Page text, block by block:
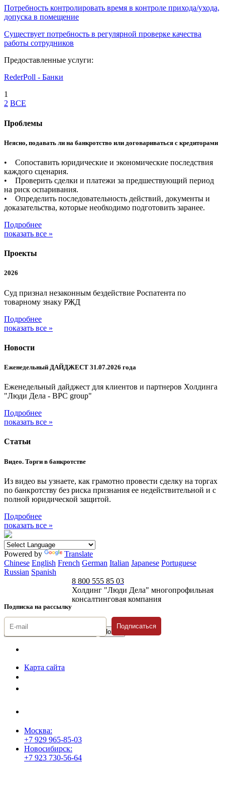
Потребность контролировать время в контроле прихода/ухода,
допуска в помещение
Существует потребность в регулярной проверке качества
работы сотрудников
Предоставленные услуги:
RederPoll - Банки
1
2 ВСЕ
Проблемы
Неясно, подавать ли на банкротство или договариваться с кредиторами
• Сопоставить юридические и экономические последствия
каждого сценария.
• Проверить сделки и платежи за предшествующий период
на риск оспаривания.
• Определить последовательность действий, документы и
доказательства, которые необходимо подготовить заранее.
Подробнее
показать все »
Проекты
2026
Суд признал незаконным бездействие Роспатента по
товарному знаку РЖД
Подробнее
показать все »
Новости
Еженедельный ДАЙДЖЕСТ 31.07.2026 года
Еженедельный дайджест для клиентов и партнеров Холдинга
"Люди Дела - BPC group"
Подробнее
показать все »
Статьи
Видео. Торги в банкротстве
Из видео вы узнаете, как грамотно провести сделку на торгах
по банкротству без риска признания ее недействительной и с
полной юридической защитой.
Подробнее
показать все »
Powered by
Translate
Chinese English French German Italian Japanese Portuguese
Russian Spanish
Подписка на рассылку
8 800 555 85 03
Холдинг "Люди Дела" многопрофильная
консалтинговая компания
Подписаться
Карта сайта
Москва:
+7 929 965-85-03
Новосибирск:
+7 923 730-56-64